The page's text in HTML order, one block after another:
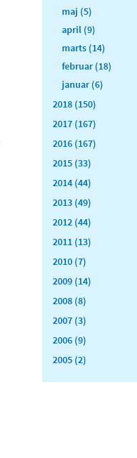
maj (5)
april (9)
marts (14)
februar (18)
januar (6)
2018 (150)
2017 (167)
2016 (167)
2015 (33)
2014 (44)
2013 (49)
2012 (44)
2011 (13)
2010 (7)
2009 (14)
2008 (8)
2007 (3)
2006 (9)
2005 (2)